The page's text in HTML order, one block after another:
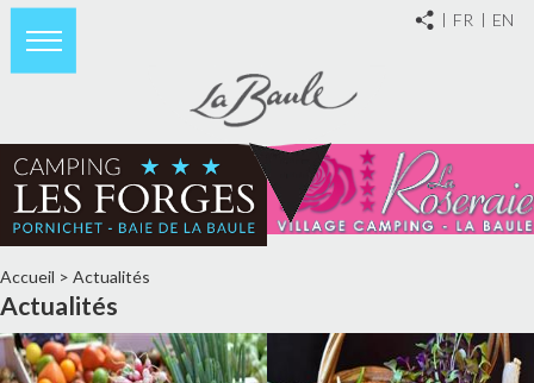
FR EN
Accueil > Actualités
Actualités